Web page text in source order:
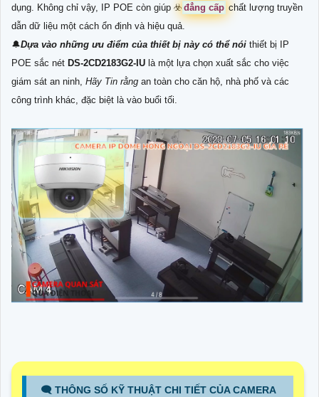
dụng. Không chỉ vậy, IP POE còn giúp ☣️ đẳng cấp chất lượng truyền
dẫn dữ liệu một cách ổn định và hiệu quả.
🔔Dựa vào những ưu điểm của thiết bị này có thể nói thiết bị IP
POE sắc nét DS-2CD2183G2-IU là một lựa chọn xuất sắc cho việc
giám sát an ninh, Hãy Tin rằng an toàn cho căn hộ, nhà phố và các
công trình khác, đặc biệt là vào buổi tối.
🗨️ THÔNG SỐ KỸ THUẬT CHI TIẾT CỦA CAMERA